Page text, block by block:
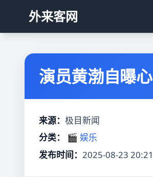
外来客网
演员黄渤自曝
来源： 极目新闻
分类：
🎬 娱乐
发布时间： 2025-08-23